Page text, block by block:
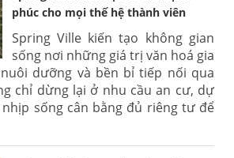
phúc cho mọi thế hệ thành viên
Spring Ville kiến tạo không gian
sống nơi những giá trị văn hoá gia
dưỡng và bền bỉ tiếp nối qua
chỉ dừng lại ở nhu cầu an cư, dự
sống cân bằng đủ riêng tư để